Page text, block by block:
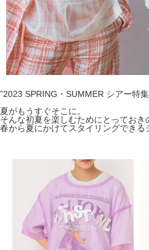
”2023 SPRING・SUMMER シアー特集
夏がもうすぐそこに。
そんな初夏を楽しむためにとっておき
春から夏にかけてスタイリングできる